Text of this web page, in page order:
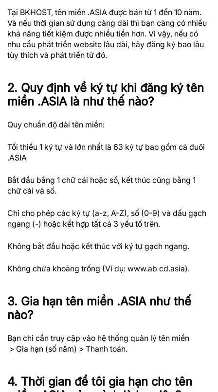
Tại BKHOST, tên miền .ASIA được bán từ 1 đến 10 năm.
Và nếu thời gian sử dụng càng dài thì bạn càng có nhiều
khả năng tiết kiệm được nhiều tiền hơn. Vì vậy, nếu có
nhu cầu phát triển website lâu dài, hãy đăng ký bao lâu
tùy thích và phát triển từ đó.
2. Quy định về ký tự khi đăng ký tên
miền .ASIA là như thế nào?
Quy chuẩn độ dài tên miền:
Tối thiểu 1 ký tự và lớn nhất là 63 ký tự bao gồm cả đuôi
.ASIA
Bắt đầu bằng 1 chữ cái hoặc số, kết thúc cũng bằng 1
chữ cái và số.
Chỉ cho phép các ký tự (a-z, A-Z), số (0-9) và dấu gạch
ngang (-) hoặc kết hợp tất cả 3 yếu tố trên.
Không bắt đầu hoặc kết thúc với ký tự gạch ngang.
Không chứa khoảng trống (Ví dụ: www.ab cd.asia).
3. Gia hạn tên miền .ASIA như thế
nào?
Bạn chỉ cần truy cập vào hệ thống quản lý tên miền
> Gia hạn (số năm) > Thanh toán.
4. Thời gian để tôi gia hạn cho tên